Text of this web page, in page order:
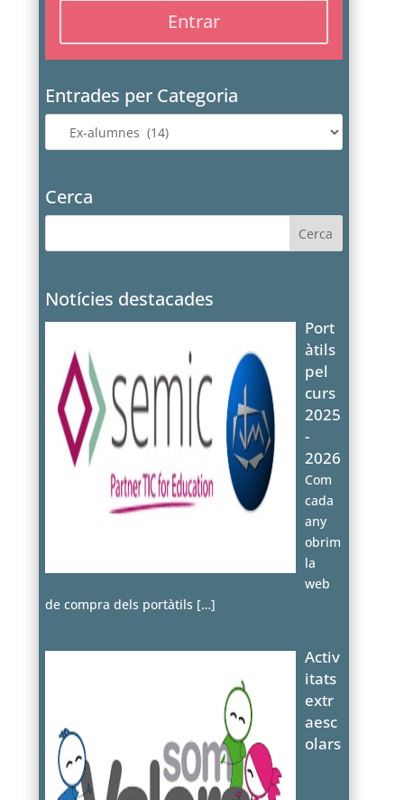
Entrades per Categoria
Cerca
Notícies destacades
Port
àtils
pel
curs
2025
-
2026
Com
cada
any
obrim
la
web
de compra dels portàtils […]
Activ
itats
extr
aesc
olars